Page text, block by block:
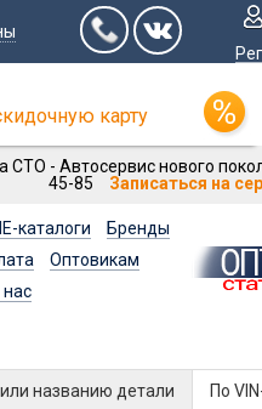
карту
СТО - Автосервис нового
45-85
Записаться на
каталоги
Бренды
Оптовикам
или названию детали По